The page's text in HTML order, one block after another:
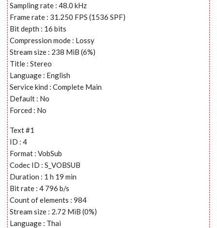
Sampling rate : 48.0 kHz
Frame rate : 31.250 FPS (1536 SPF)
Bit depth : 16 bits
Compression mode : Lossy
Stream size : 238 MiB (6%)
Title : Stereo
Language : English
Service kind : Complete Main
Default : No
Forced : No
Text #1
ID : 4
Format : VobSub
Codec ID : S_VOBSUB
Duration : 1 h 19 min
Bit rate : 4 796 b/s
Count of elements : 984
Stream size : 2.72 MiB (0%)
Language : Thai